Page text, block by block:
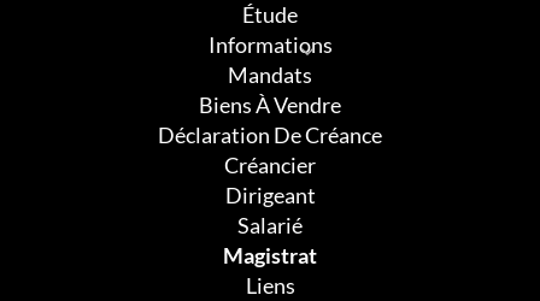
Étude
Informations
Mandats
Biens À Vendre
Déclaration De Créance
Créancier
Dirigeant
Salarié
Magistrat
Liens